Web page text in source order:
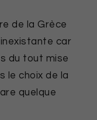
de la Grèce
car
du tout mise
le choix de la
quelque